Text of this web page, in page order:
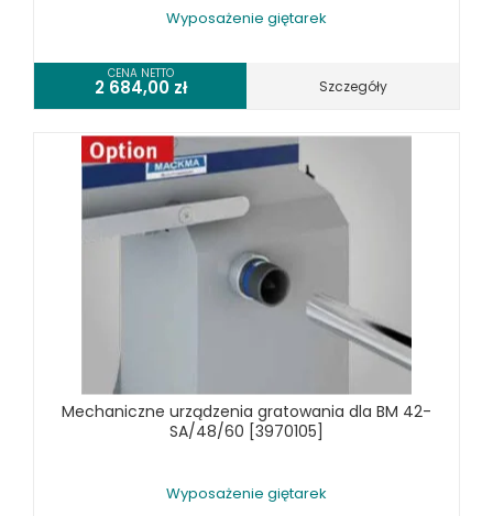
WYPOSAŻENIE WALCAREK
WYPOSAŻENIE WIERTAREK DO METALU
WYPOSAŻENIE WYKRAWAREK
WYPOSAŻENIE ŻŁOBIAREK
WYPOSAŻENIE DODATKOWE OPTIMUM
URZĄDZENIA WARSZTATOWE I TRANSPORTOWE
SPRĘŻARKI I NARZĘDZIA PNEUMATYCZNE
RÓŻNE OKAZJE
KOSZT DOSTAWY
Wyposażenie giętarek
CENA NETTO
2 684,00 zł Szczegóły
Mechaniczne urządzenia gratowania dla BM 42-
SA/48/60 [3970105]
Wyposażenie giętarek